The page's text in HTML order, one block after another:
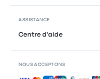
ASSISTANCE
Centre d'aide
NOUS ACCEPTONS